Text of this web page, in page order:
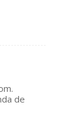
de